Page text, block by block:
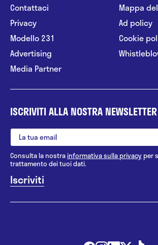
Contattaci
Privacy
Modello 231
Advertising
Media Partner
Mappa
Ad policy
Cookie
ISCRIVITI ALLA NOSTRA NEWSLETTER
Consulta la nostrainformativa sulla privacy per
trattamento dei tuoi dati.